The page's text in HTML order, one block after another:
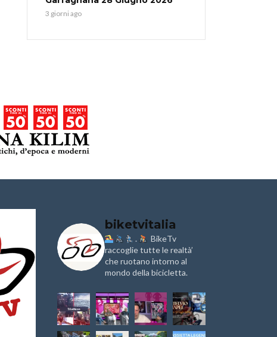
3 giorni ago
Granfondo
Internazionale
Briko Torino – 11
Maggio 2025 – r
Granfondo
Internazionale
Laigueglia 22
Febbraio 2026
biketvitalia
.
BikeTv
raccoglie tutte le realtà’
che ruotano intorno al
mondo della bicicletta.